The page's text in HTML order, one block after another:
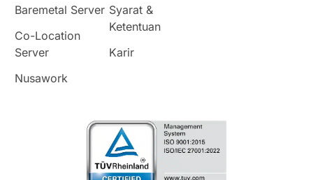
Baremetal Server
Co-Location
Server
Nusawork
Syarat &
Ketentuan
Karir